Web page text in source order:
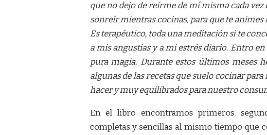
que no dejo de reírme de mí misma cada
sonreír mientras cocinas, para que te
Es terapéutico, toda una meditación si te
a mis angustias y a mi estrés diario. Entro en
pura magia. Durante estos últimos meses
algunas de las recetas que suelo cocinar
hacer y muy equilibrados para nuestro
En el libro encontramos primeros,
completas y sencillas al mismo tiempo que